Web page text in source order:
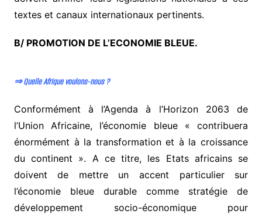
textes et canaux internationaux pertinents.
B/ PROMOTION DE L’ECONOMIE BLEUE.
⇒ Quelle Afrique voulons-nous ?
Conformément à l’Agenda à l’Horizon 2063 de
l’Union Africaine, l’économie bleue « contribuera
énormément à la transformation et à la croissance
du continent ». A ce titre, les Etats africains se
doivent de mettre un accent particulier sur
l’économie bleue durable comme stratégie de
développement socio-économique pour